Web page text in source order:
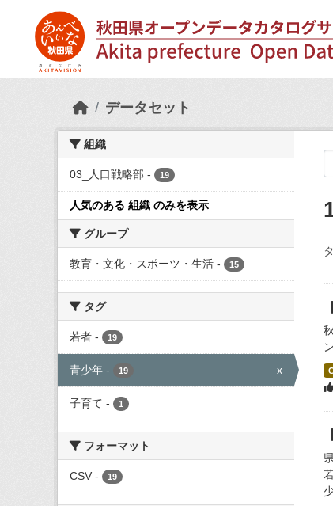
データセット
組織
03_人口戦略部 - 19
人気のある 組織 のみを表示
グループ
教育・文化・スポーツ・生活 - 15
タグ
若者 - 19
青少年 - 19 x
子育て - 1
フォーマット
CSV - 19